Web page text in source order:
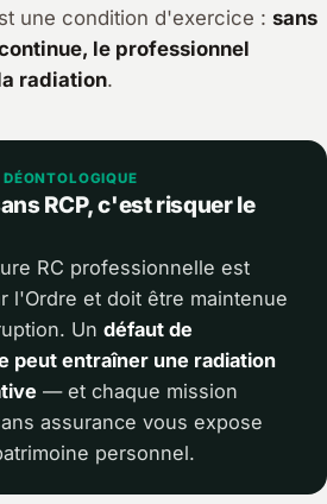
une condition d'exercice : sans
le professionnel
radiation.
RCP, c'est risquer le
RC professionnelle est
l'Ordre et doit être maintenue
Undéfaut de
peut entraîner une radiation
— et chaque mission
assurance vous expose
personnel.